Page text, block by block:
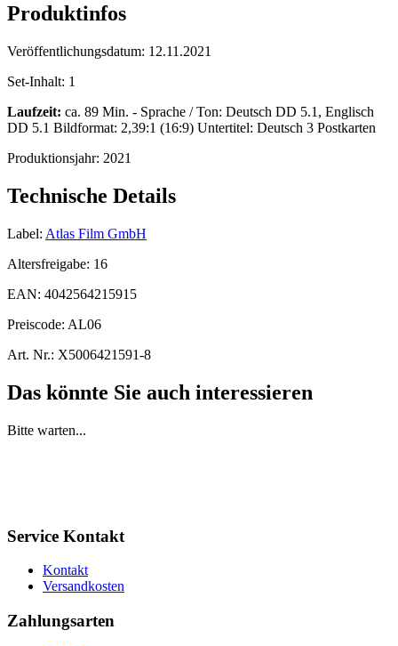
Produktinfos
Veröffentlichungsdatum: 12.11.2021
Set-Inhalt: 1
Laufzeit: ca. 89 Min. - Sprache / Ton: Deutsch DD 5.1, Englisch
DD 5.1 Bildformat: 2,39:1 (16:9) Untertitel: Deutsch 3 Postkarten
Produktionsjahr: 2021
Technische Details
Label: Atlas Film GmbH
Altersfreigabe: 16
EAN: 4042564215915
Preiscode: AL06
Art. Nr.: X5006421591-8
Das könnte Sie auch interessieren
Bitte warten...
Service Kontakt
Kontakt
Versandkosten
Zahlungsarten